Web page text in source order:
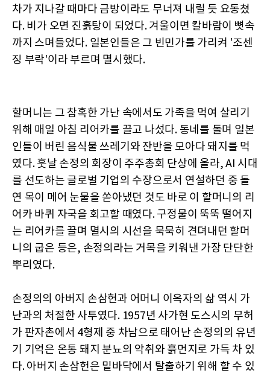
차가 지나갈 때마다 금방이라도 무너져 내릴 듯 요동쳤
다. 비가 오면 진흙탕이 되었다. 겨울이면 칼바람이 뼛속
까지 스며들었다. 일본인들은 그 빈민가를 가리켜 '조센
징 부락'이라 부르며 멸시했다.
할머니는 그 참혹한 가난 속에서도 가족을 먹여 살리기
위해 매일 아침 리어카를 끌고 나섰다. 동네를 돌며 일본
인들이 버린 음식물 쓰레기와 잔반을 모아다 돼지를 먹
였다. 훗날 손정의 회장이 주주총회 단상에 올라, AI 시대
를 선도하는 글로벌 기업의 수장으로서 연설하던 중 돌
연 목이 메어 눈물을 쏟아냈던 것도 바로 이 할머니의 리
어카 바퀴 자국을 회고할 때였다. 구정물이 뚝뚝 떨어지
는 리어카를 끌며 멸시의 시선을 묵묵히 견뎌내던 할머
니의 굽은 등은, 손정의라는 거목을 키워낸 가장 단단한
뿌리였다.
손정의의 아버지 손삼헌과 어머니 이옥자의 삶 역시 가
난과의 처절한 사투였다. 1957년 사가현 도스시의 무허
가 판자촌에서 4형제 중 차남으로 태어난 손정의의 유년
기 기억은 온통 돼지 분뇨의 악취와 흙먼지로 가득 차 있
다. 아버지 손삼헌은 밑바닥에서 탈출하기 위해 할 수 있